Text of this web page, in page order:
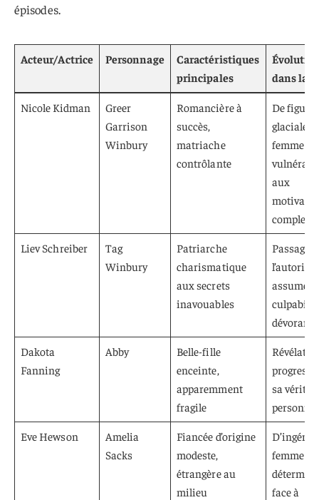
épisodes.
Acteur/Actrice Personnage
Caractéristiques
principales
dans la
Nicole Kidman
Greer
Garrison
Winbury
Romancière à
succès,
matriache
contrôlante
De figure
glaciale à
femme
aux
Liev Schreiber
Tag
Winbury
Patriarche
charismatique
aux secrets
inavouables
Passage
l’autorité
assumée
dévorante
Dakota
Fanning
Abby
Belle-fille
enceinte,
apparemment
fragile
sa
Eve Hewson
Amelia
Sacks
Fiancée d’origine
modeste,
étrangère au
milieu
femme
face à